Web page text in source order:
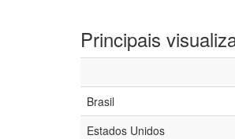
Principais
Brasil
Estados Unidos